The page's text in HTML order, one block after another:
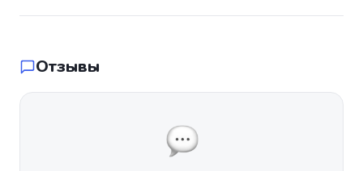
Отзывы